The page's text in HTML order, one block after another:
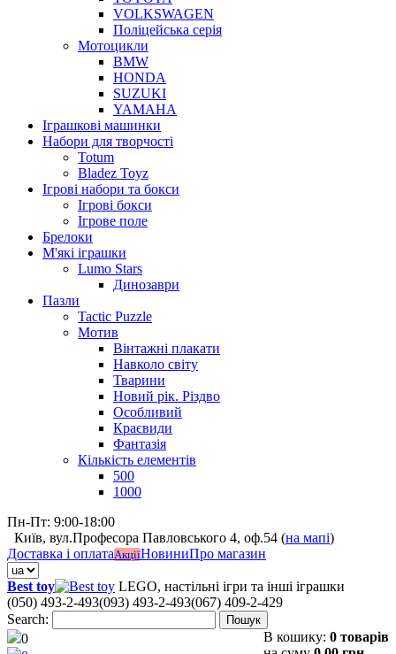
VOLKSWAGEN
Поліцейська серія
Мотоцикли
BMW
HONDA
SUZUKI
YAMAHA
Іграшкові машинки
Набори для творчості
Totum
Bladez Toyz
Ігрові набори та бокси
Ігрові бокси
Ігрове поле
Брелоки
М'які іграшки
Lumo Stars
Динозаври
Пазли
Tactic Puzzle
Мотив
Вінтажні плакати
Навколо світу
Тварини
Новий рік. Різдво
Особливий
Краєвиди
Фантазія
Кількість елементів
500
1000
Пн-Пт: 9:00-18:00
Київ, вул.Професора Павловського 4, оф.54 (на мапі)
Доставка і оплатаАкціїНовиниПро магазин
Best toy
LEGO, настільні ігри та інші іграшки
(050) 493-2-493(093) 493-2-493(067) 409-2-429
Search:
Пошук
0 В кошику: 0 товарів